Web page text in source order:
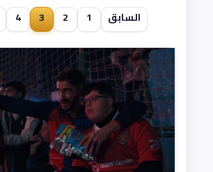
السابق 1
2
3
4